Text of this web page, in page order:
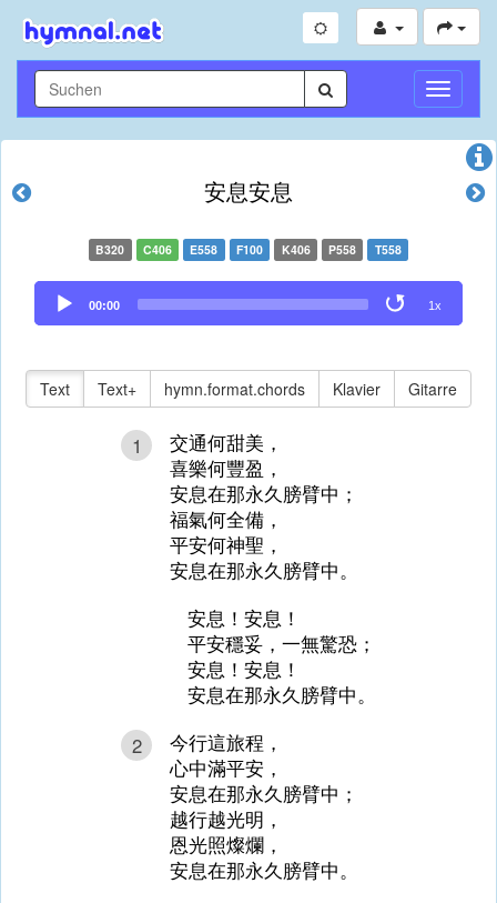
安息安息
B320 C406 E558 F100 K406 P558 T558
Audio
Player
00:00 1x
Text Text+ hymn.format.chords Klavier Gitarre
1
交通何甜美，
喜樂何豐盈，
安息在那永久膀臂中；
福氣何全備，
平安何神聖，
安息在那永久膀臂中。
安息！安息！
平安穩妥，一無驚恐；
安息！安息！
安息在那永久膀臂中。
2
今行這旅程，
心中滿平安，
安息在那永久膀臂中；
越行越光明，
恩光照燦爛，
安息在那永久膀臂中。